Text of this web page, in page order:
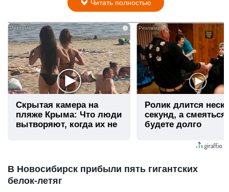
Читать полностью
i
Скрытая камера на
пляже Крыма: Что люди
вытворяют, когда их не
Ролик длится
секунд, а
будете долго
В Новосибирск прибыли пять гигантских
белок-летяг